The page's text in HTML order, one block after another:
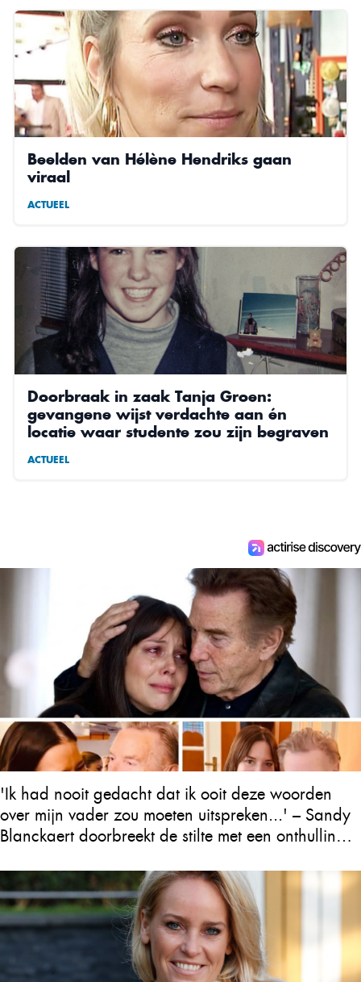
Beelden van Hélène Hendriks gaan
viraal
ACTUEEL
Doorbraak in zaak Tanja Groen:
gevangene wijst verdachte aan én
locatie waar studente zou zijn begraven
ACTUEEL
'Ik had nooit gedacht dat ik ooit deze woorden
over mijn vader zou moeten uitspreken...' – Sandy
Blanckaert doorbreekt de stilte met een onthulling
achterlaat